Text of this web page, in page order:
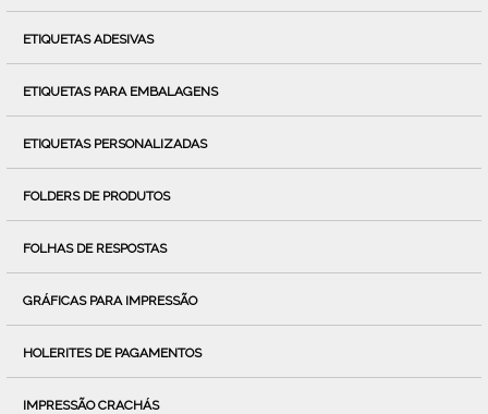
ETIQUETAS ADESIVAS
ETIQUETAS PARA EMBALAGENS
ETIQUETAS PERSONALIZADAS
FOLDERS DE PRODUTOS
FOLHAS DE RESPOSTAS
GRÁFICAS PARA IMPRESSÃO
HOLERITES DE PAGAMENTOS
IMPRESSÃO CRACHÁS